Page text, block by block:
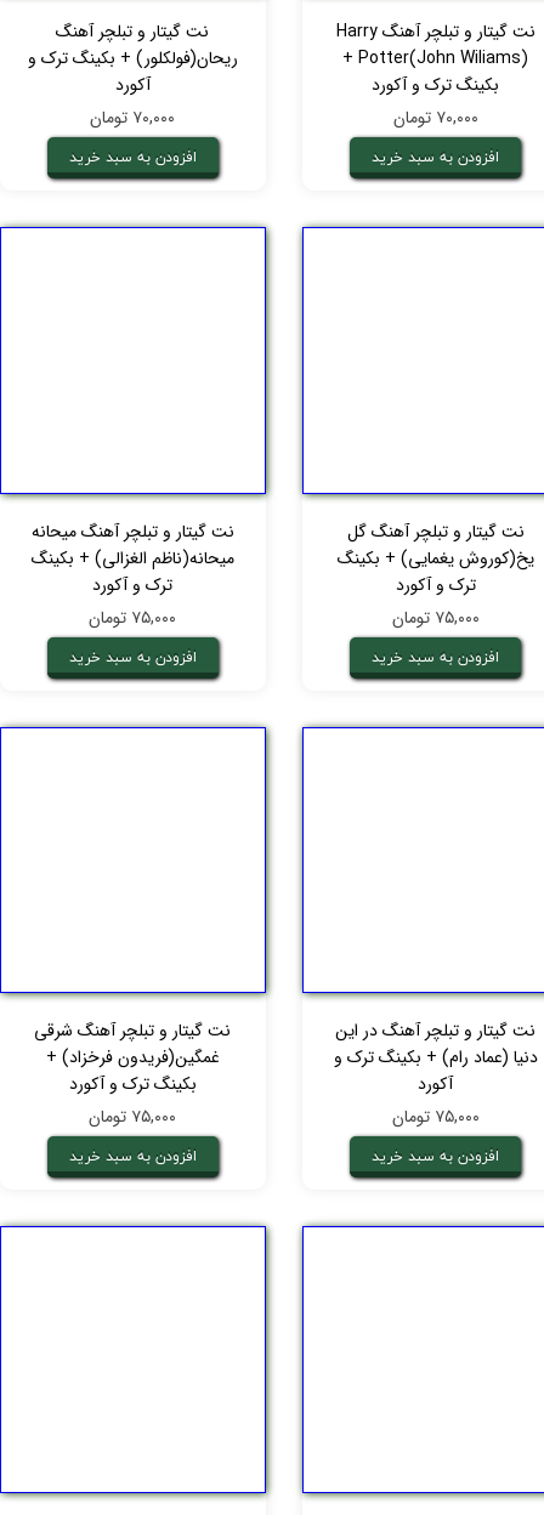
نت گیتار و تبلچر آهنگ Harry
Potter(John Wiliams) +
بکینگ ترک و آکورد
۷۰,۰۰۰ تومان
افزودن به سبد خرید
نت گیتار و تبلچر آهنگ
ریحان(فولکلور) + بکینگ ترک و
آکورد
۷۰,۰۰۰ تومان
افزودن به سبد خرید
نت گیتار و تبلچر آهنگ گل
یخ(کوروش یغمایی) + بکینگ
ترک و آکورد
۷۵,۰۰۰ تومان
افزودن به سبد خرید
نت گیتار و تبلچر آهنگ میحانه
میحانه(ناظم الغزالی) + بکینگ
ترک و آکورد
۷۵,۰۰۰ تومان
افزودن به سبد خرید
نت گیتار و تبلچر آهنگ در این‌‌
دنیا (عماد رام) + بکینگ ترک و
آکورد
۷۵,۰۰۰ تومان
افزودن به سبد خرید
نت گیتار و تبلچر آهنگ شرقی
غمگین(فریدون فرخزاد) +
بکینگ ترک و آکورد
۷۵,۰۰۰ تومان
افزودن به سبد خرید